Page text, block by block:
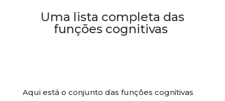
Uma lista completa das
funções cognitivas
Aqui está o conjunto das funções cognitivas